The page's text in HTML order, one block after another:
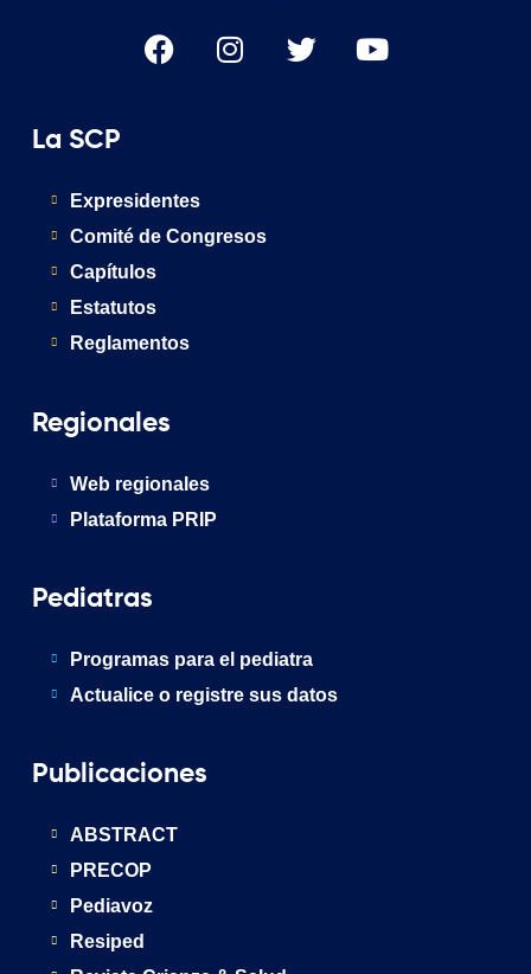
La SCP
Expresidentes
Comité de Congresos
Capítulos
Estatutos
Reglamentos
Regionales
Web regionales
Plataforma PRIP
Pediatras
Programas para el pediatra
Actualice o registre sus datos
Publicaciones
ABSTRACT
PRECOP
Pediavoz
Resiped